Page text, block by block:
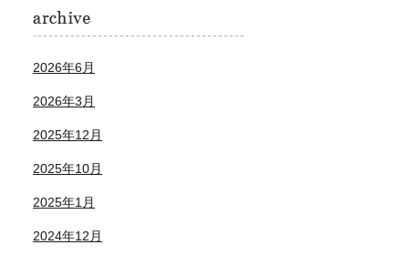
2026年6月
2026年3月
2025年12月
2025年10月
2025年1月
2024年12月